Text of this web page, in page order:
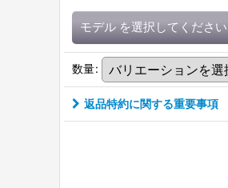
モデル を選択してください
数量:
返品特約に関する重要事項